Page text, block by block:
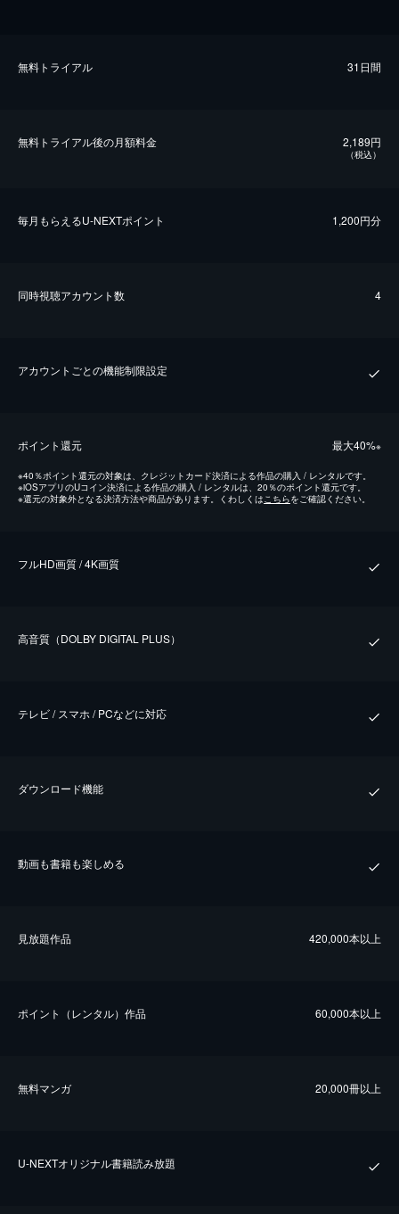
無料トライアル 31日間
無料トライアル後の⽉額料金 2,189円
（税込）
毎⽉もらえるU-NEXTポイント 1,200円分
同時視聴アカウント数 4
アカウントごとの機能制限設定
ポイント還元 最⼤40%※
※40％ポイント還元の対象は、クレジットカード決済による作品の購入 / レンタルです。
※iOSアプリのUコイン決済による作品の購入 / レンタルは、20％のポイント還元です。
※還元の対象外となる決済方法や商品があります。くわしくは こちらをご確認ください。
フルHD画質 / 4K画質
⾼⾳質（DOLBY DIGITAL PLUS）
テレビ / スマホ / PCなどに対応
ダウンロード機能
動画も書籍も楽しめる
⾒放題作品 420,000本以上
ポイント（レンタル）作品 60,000本以上
無料マンガ 20,000冊以上
U-NEXTオリジナル書籍読み放題